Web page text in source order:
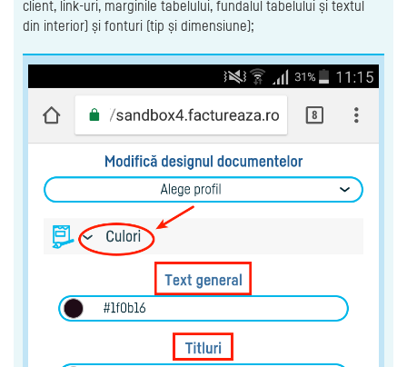
client, link-uri, marginile tabelului, fundalul tabelului și textul
din interior) și fonturi (tip și dimensiune);